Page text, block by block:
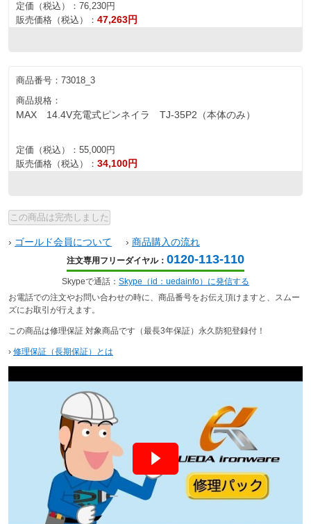
定価（税込）： 76,230円
販売価格（税込）： 47,263円
商品番号： 73018_3
商品規格：
MAX 14.4V充電式ピンネイラ TJ-35P2（本体のみ）
定価（税込）： 55,000円
販売価格（税込）： 34,100円
› ゴールド会員について › 商品購入の流れ
注文専用フリーダイヤル： 0120-113-110
Skypeで通話： Skype（id：uedainfo）に発信する
お電話での注文やお問い合わせの時に、商品番号をお伝え頂けますと、スムー
ズにお取引が行えます。
この商品は修理保証 対象商品です（最長3年保証）永久防犯登録付！
› 修理保証（長期保証）とは